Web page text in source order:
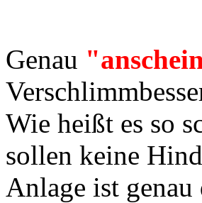
Genau
Wie heißt es so
sollen keine
Anlage ist genau